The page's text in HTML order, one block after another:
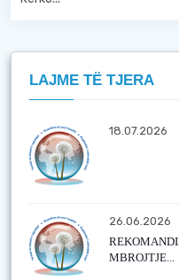
LAJME TË TJERA
18.07.2026
26.06.2026
MBROJTJE...